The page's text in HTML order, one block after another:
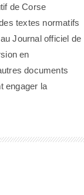
de Corse
textes normatifs
Journal officiel de
en
documents
engager la